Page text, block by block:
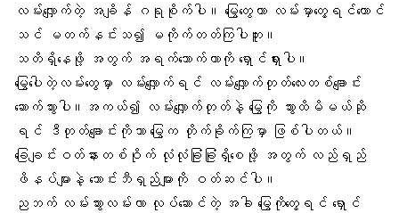
လမ်းလျှောက်တဲ့ အချိန် ဂရုစိုက်ပါ။ မြွေတွေဟာ လမ်းမှာတွေ့ရင်တောင်
သင် မတက်နင်းသ၍ မကိုက်တတ်ကြပါဘူး။
သတိရှိနေဖို့ အတွက် အရက်သောက်တာကို ရှောင်ရှားပါ။
မြွေပေါတဲ့လမ်းတွေမှာ လမ်းလျှောက်ရင် လမ်းလျှောက်တုတ်လေးတစ်ချောင်း
ဆောက်သွားပါ။အကယ်၍ လမ်းလျှောက်တုတ်နဲ့ မြွေကို သွားထိမိမယ်ဆို
ရင် ဒီတုတ်ချောင်းကိုသာ မြွေက တိုက်ခိုက်ကြမှာ ဖြစ်ပါတယ်။
ခြေချင်းဝတ်နားတစ်ဝိုက် လုံလုံခြုံခြုံရှိစေဖို့ အတွက် လည်ရှည်
ဖိနပ်များနဲ့ ဘောင်းဘီရှည်များကို ဝတ်ဆင်ပါ။
ညဘက် လမ်းသွားလမ်းလာ လုပ်ဆောင်တဲ့ အခါ မြွေကိုတွေ့ရင် ရှောင်